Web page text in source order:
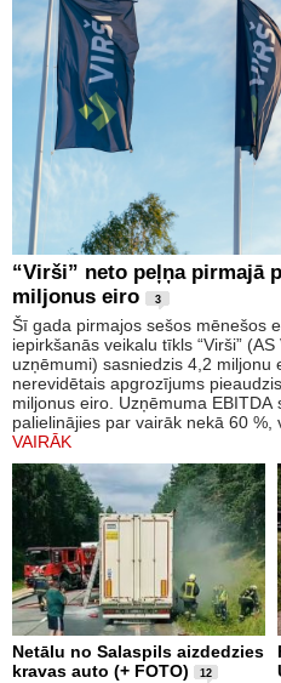
“Virši” neto peļņa pirmajā
miljonus eiro
3
Šī gada pirmajos sešos mēnešos
iepirkšanās veikalu tīkls “Virši”
uzņēmumi) sasniedzis 4,2
nerevidētais apgrozījums
miljonus eiro. Uzņēmuma
palielinājies par vairāk nekā 60 %,
VAIRĀK
Netālu no Salaspils aizdedzies
kravas auto (+ FOTO)
12